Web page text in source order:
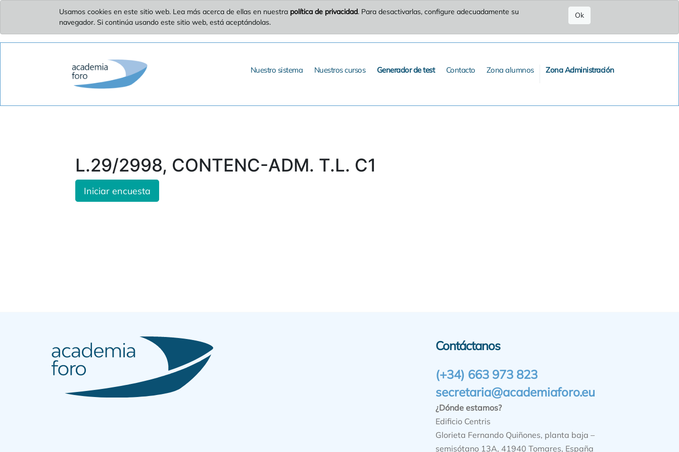
Usamos cookies en este sitio web. Lea más acerca de ellas en nuestra política de privacidad. Para desactivarlas, configure adecuadamente su
navegador. Si continúa usando este sitio web, está aceptándolas.
Ok
Nuestro sistema Nuestros cursos Generador de test Contacto Zona alumnos Zona Administración
L.29/2998, CONTENC-ADM. T.L. C1
Iniciar encuesta
Contáctanos
(+34) 663 973 823
secretaria@academiaforo.eu
¿Dónde estamos?
Edificio Centris
Glorieta Fernando Quiñones, planta baja –
semisótano 13A, 41940 Tomares, España